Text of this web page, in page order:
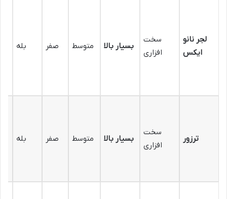
لجر نانو
ایکس
سخت
افزاری
بسیار بالا متوسط صفر بله
ترزور
سخت
افزاری
بسیار بالا متوسط صفر بله